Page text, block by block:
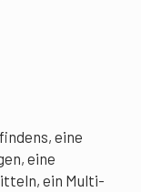
eine
eine
ein Multi-